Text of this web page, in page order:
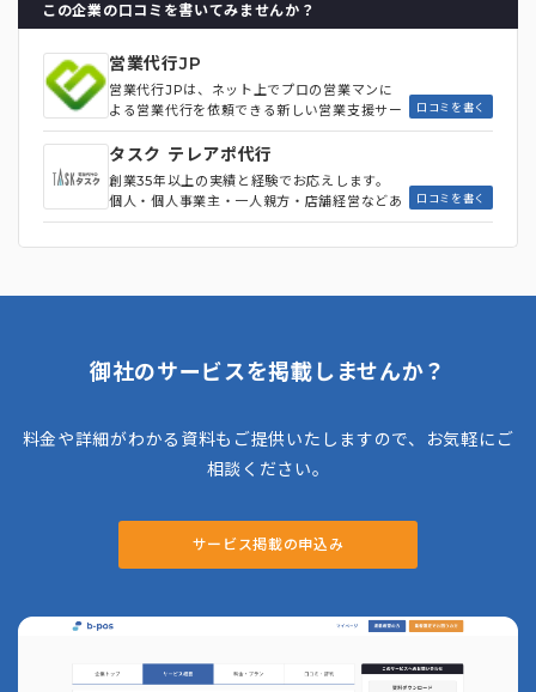
この企業の口コミを書いてみませんか？
営業代行JP
営業代行JPは、ネット上でプロの営業マンに
よる営業代行を依頼できる新しい営業支援サー
ビスです。展示会営業、問い合わせフォームの
送信代行、電話営業を主力とし、リモート商談
や訪問営業、飛び込み訪問、手紙営業代行（代
筆）、催事販売など、商材に合わせた最適なプ
ランを提案しています。
口コミを書く
タスク テレアポ代行
創業35年以上の実績と経験でお応えします。
個人・個人事業主・一人親方・店舗経営などあ
らゆる業種のお客様にご利用いただいておりま
口コミを書く
御社のサービスを掲載しませんか？
料金や詳細がわかる資料もご提供いたしますので、お気軽にご
相談ください。
サービス掲載の申込み